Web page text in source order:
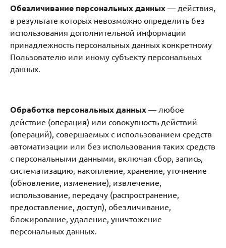
Обезличивание персональных данных — действия,
в результате которых невозможно определить без
использования дополнительной информации
принадлежность персональных данных конкретному
Пользователю или иному субъекту персональных
данных.
Обработка персональных данных — любое
действие (операция) или совокупность действий
(операций), совершаемых с использованием средств
автоматизации или без использования таких средств
с персональными данными, включая сбор, запись,
систематизацию, накопление, хранение, уточнение
(обновление, изменение), извлечение,
использование, передачу (распространение,
предоставление, доступ), обезличивание,
блокирование, удаление, уничтожение
персональных данных.